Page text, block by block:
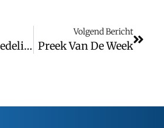
Parochiemededelingen (wk. 11)
Volgend Bericht
Preek Van De Week